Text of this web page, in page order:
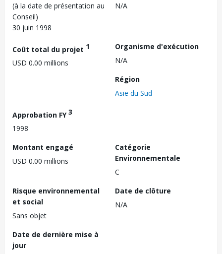
(à la date de présentation au
Conseil)
30 juin 1998
N/A
Coût total du projet 1
USD 0.00 millions
Organisme d'exécution
N/A
Région
Asie du Sud
Approbation FY3
1998
Montant engagé
USD 0.00 millions
Catégorie
Environnementale
C
Risque environnemental
et social
Sans objet
Date de clôture
N/A
Date de dernière mise à
jour